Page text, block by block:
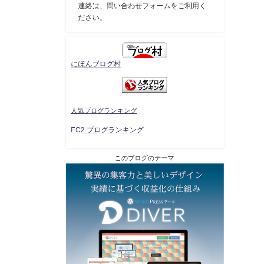
連絡は、問い合わせフォームをご利用く
ださい。
にほんブログ村
人気ブログランキング
FC2 ブログランキング
このブログのテーマ